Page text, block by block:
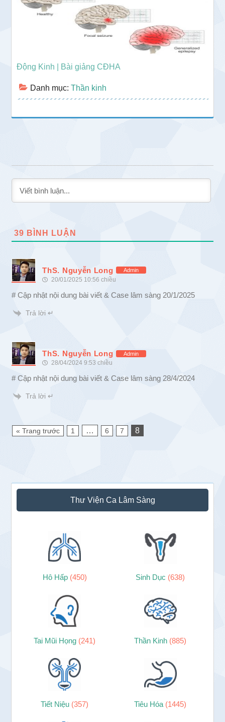
Động Kinh | Bài giảng CĐHA
Danh mục:Thần kinh
39 BÌNH LUẬN
ThS. Nguyễn Long Admin
20/01/2025 10:56 chiều
# Cập nhật nội dung bài viết & Case lâm sàng 20/1/2025
Trả lời ↵
ThS. Nguyễn Long Admin
28/04/2024 9:53 chiều
# Cập nhật nội dung bài viết & Case lâm sàng 28/4/2024
Trả lời ↵
« Trang trước 1 … 6 7 8
Sidebar
chính
Thư Viện Ca Lâm Sàng
Hô Hấp (450) Sinh Dục (638)
Tai Mũi Họng (241) Thần Kinh (885)
Tiết Niệu (357) Tiêu Hóa (1445)